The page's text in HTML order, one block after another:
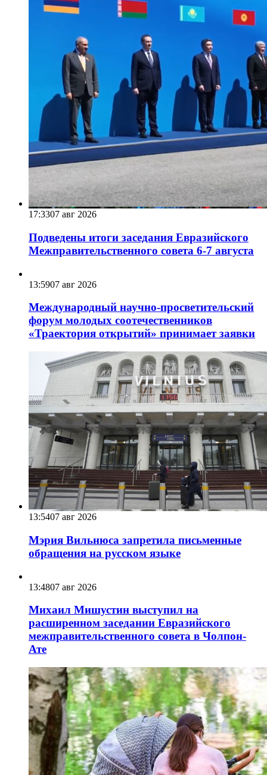
17:3307 авг 2026
Подведены итоги заседания Евразийского
Межправительственного совета 6-7 августа
13:5907 авг 2026
Международный научно-просветительский
форум молодых соотечественников
«Траектория открытий» принимает заявки
13:5407 авг 2026
Мэрия Вильнюса запретила письменные
обращения на русском языке
13:4807 авг 2026
Михаил Мишустин выступил на
расширенном заседании Евразийского
межправительственного совета в Чолпон-
Ате